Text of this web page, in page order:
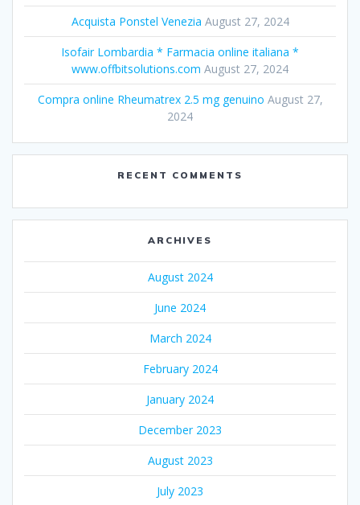
Acquista Ponstel Venezia August 27, 2024
Isofair Lombardia * Farmacia online italiana *
www.offbitsolutions.com August 27, 2024
Compra online Rheumatrex 2.5 mg genuino August 27,
2024
RECENT COMMENTS
ARCHIVES
August 2024
June 2024
March 2024
February 2024
January 2024
December 2023
August 2023
July 2023